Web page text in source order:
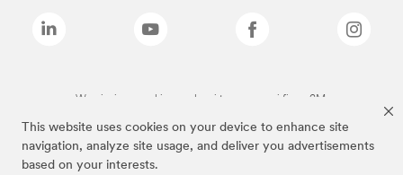
This website uses cookies on your device to enhance site
navigation, analyze site usage, and deliver you advertisements
based on your interests.
Wymienione marki są znakami towarowymi firmy 3M.